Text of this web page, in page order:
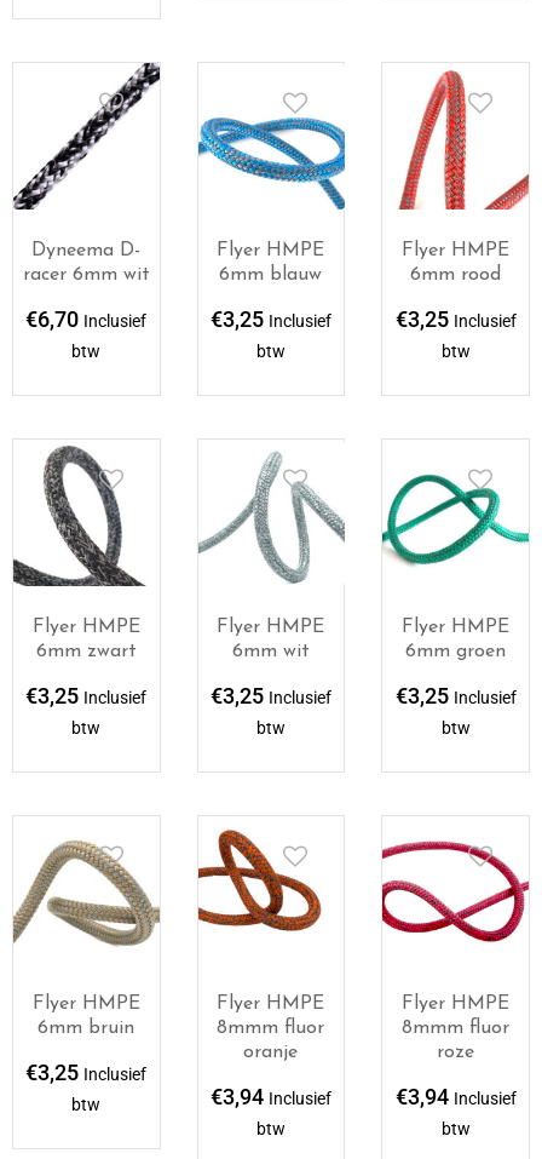
Dyneema D-
racer 6mm wit
€6,70 Inclusief
btw
Flyer HMPE
6mm blauw
€3,25 Inclusief
btw
Flyer HMPE
6mm rood
€3,25 Inclusief
btw
Flyer HMPE
6mm zwart
€3,25 Inclusief
btw
Flyer HMPE
6mm wit
€3,25 Inclusief
btw
Flyer HMPE
6mm groen
€3,25 Inclusief
btw
Flyer HMPE
6mm bruin
€3,25 Inclusief
btw
Flyer HMPE
8mmm fluor
oranje
€3,94 Inclusief
btw
Flyer HMPE
8mmm fluor
roze
€3,94 Inclusief
btw